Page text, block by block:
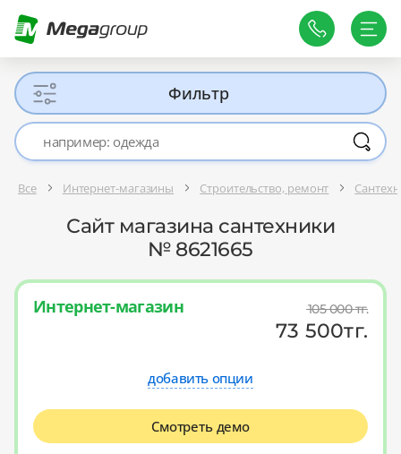
Фильтр
Все Интернет-магазины Строительство, ремонт
Сайт магазина сантехники
№ 8621665
Интернет-магазин 105 000тг.
73 500тг.
добавить опции
Смотреть демо